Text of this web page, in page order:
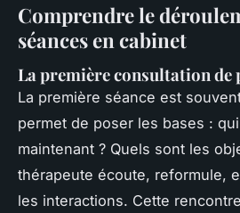
Comprendre le
séances en cabinet
La première consultation de
La première séance est
permet de poser les bases :
maintenant ? Quels sont les
thérapeute écoute, reformule,
les interactions. Cette